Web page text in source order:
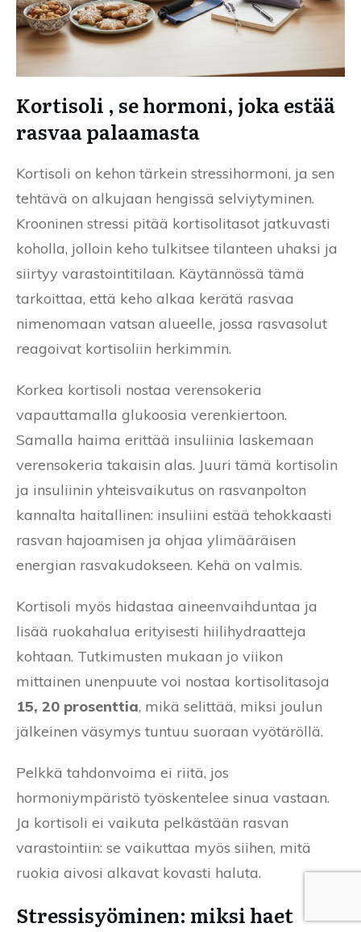
Kortisoli , se hormoni, joka estää
rasvaa palaamasta
Kortisoli on kehon tärkein stressihormoni, ja sen
tehtävä on alkujaan hengissä selviytyminen.
Krooninen stressi pitää kortisolitasot jatkuvasti
koholla, jolloin keho tulkitsee tilanteen uhaksi ja
siirtyy varastointitilaan. Käytännössä tämä
tarkoittaa, että keho alkaa kerätä rasvaa
nimenomaan vatsan alueelle, jossa rasvasolut
reagoivat kortisoliin herkimmin.
Korkea kortisoli nostaa verensokeria
vapauttamalla glukoosia verenkiertoon.
Samalla haima erittää insuliinia laskemaan
verensokeria takaisin alas. Juuri tämä kortisolin
ja insuliinin yhteisvaikutus on rasvanpolton
kannalta haitallinen: insuliini estää tehokkaasti
rasvan hajoamisen ja ohjaa ylimääräisen
energian rasvakudokseen. Kehä on valmis.
Kortisoli myös hidastaa aineenvaihduntaa ja
lisää ruokahalua erityisesti hiilihydraatteja
kohtaan. Tutkimusten mukaan jo viikon
mittainen unenpuute voi nostaa kortisolitasoja
15, 20 prosenttia, mikä selittää, miksi joulun
jälkeinen väsymys tuntuu suoraan vyötäröllä.
Pelkkä tahdonvoima ei riitä, jos
hormoniympäristö työskentelee sinua vastaan.
Ja kortisoli ei vaikuta pelkästään rasvan
varastointiin: se vaikuttaa myös siihen, mitä
ruokia aivosi alkavat kovasti haluta.
Stressisyöminen: miksi haet